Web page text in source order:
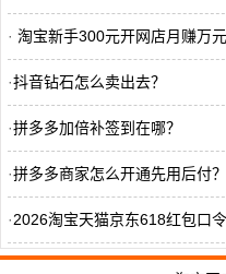
· 淘宝新手300元开网店月赚万
·抖音钻石怎么卖出去？
·拼多多加倍补签到在哪？
·拼多多商家怎么开通先用后付？
·2026淘宝天猫京东618红包口令最新清单：京东淘宝
·抖音商城如何开发票？